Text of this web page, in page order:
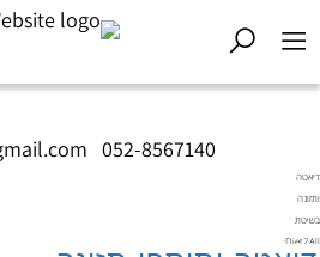
052-8567140
דיאטה
ותזונה
בשיטת
Diet2All: